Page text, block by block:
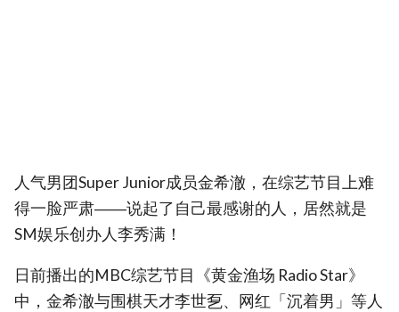
人气男团Super Junior成员金希澈，在综艺节目上难
得一脸严肃――说起了自己最感谢的人，居然就是
SM娱乐创办人李秀满！
日前播出的MBC综艺节目《黄金渔场 Radio Star》
中，金希澈与围棋天才李世乭、网红「沉着男」等人